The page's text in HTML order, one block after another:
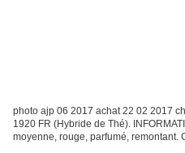
photo ajp 06 2017 achat 22 02 2017
1920 FR (Hybride de Thé).
moyenne, rouge, parfumé, remontant.